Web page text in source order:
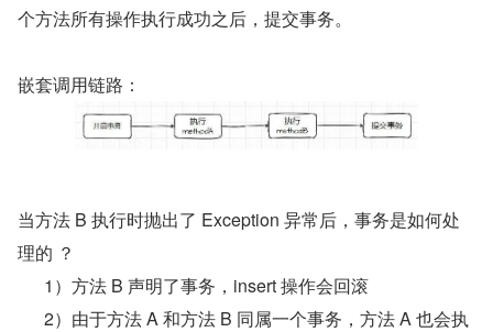
个方法所有操作执行成功之后，提交事务。
嵌套调用链路：
当方法 B 执行时抛出了 Exception 异常后，事务是如何处
理的 ？
1）方法 B 声明了事务，insert 操作会回滚
2）由于方法 A 和方法 B 同属一个事务，方法 A 也会执